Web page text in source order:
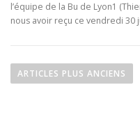
l’équipe de la Bu de Lyon1
nous avoir reçu ce vendredi 30
aARTICLES PLUS ANCIENS